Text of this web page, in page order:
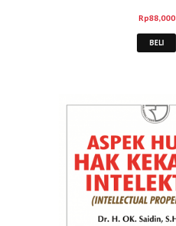
Rp88,000
BELI